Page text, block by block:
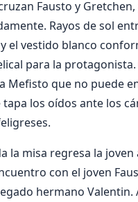
Fausto y Gretchen,
Rayos de sol
el vestido blanco
para la protagonista.
Mefisto que no puede
tapa los oídos ante los
la misa regresa la joven
con el joven
hermano Valentin.